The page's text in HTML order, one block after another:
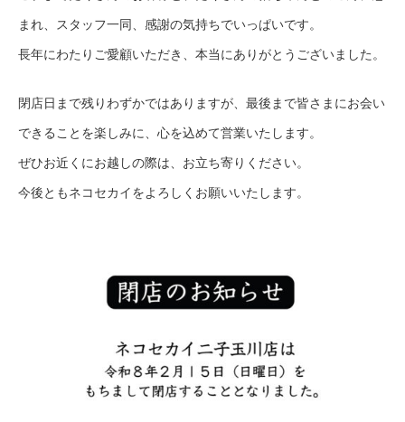
まれ、スタッフ一同、感謝の気持ちでいっぱいです。
長年にわたりご愛顧いただき、本当にありがとうございました。
閉店日まで残りわずかではありますが、最後まで皆さまにお会い
できることを楽しみに、心を込めて営業いたします。
ぜひお近くにお越しの際は、お立ち寄りください。
今後ともネコセカイをよろしくお願いいたします。